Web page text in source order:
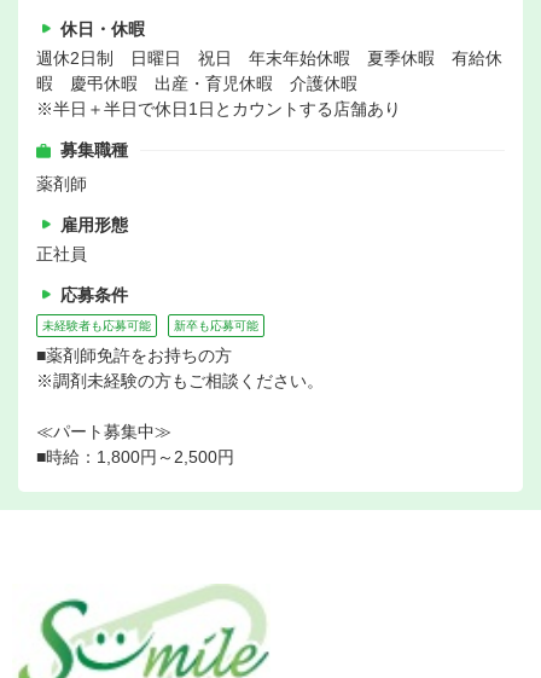
休日・休暇
週休2日制 日曜日 祝日 年末年始休暇 夏季休暇 有給休
暇 慶弔休暇 出産・育児休暇 介護休暇
※半日＋半日で休日1日とカウントする店舗あり
募集職種
薬剤師
雇用形態
正社員
応募条件
未経験者も応募可能 新卒も応募可能
■薬剤師免許をお持ちの方
※調剤未経験の方もご相談ください。
≪パート募集中≫
■時給：1,800円～2,500円